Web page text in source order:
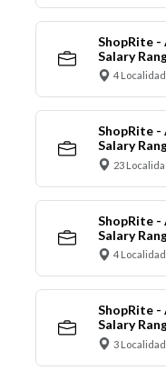
ShopRite -
Salary
4 Localidad
ShopRite -
Salary
23
ShopRite -
Salary
4 Localidad
ShopRite -
Salary
3 Localidad